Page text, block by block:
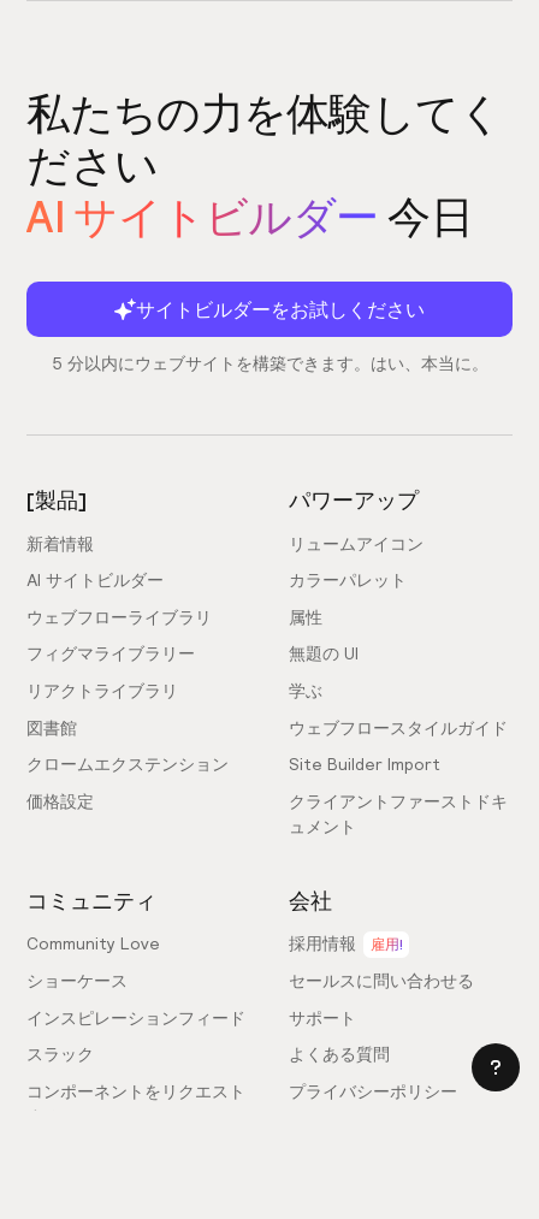
私たちの力を体験してく
ださい
AI サイトビルダー 今日
サイトビルダーをお試しください
5 分以内にウェブサイトを構築できます。はい、本当に。
[製品]
新着情報
AI サイトビルダー
ウェブフローライブラリ
フィグマライブラリー
リアクトライブラリ
図書館
クロームエクステンション
価格設定
パワーアップ
リュームアイコン
カラーパレット
属性
無題の UI
学ぶ
ウェブフロースタイルガイド
Site Builder Import
クライアントファーストドキ
ュメント
コミュニティ
Community Love
ショーケース
インスピレーションフィード
スラック
コンポーネントをリクエスト
する
会社
採用情報 雇用!
セールスに問い合わせる
サポート
よくある質問
プライバシーポリシー